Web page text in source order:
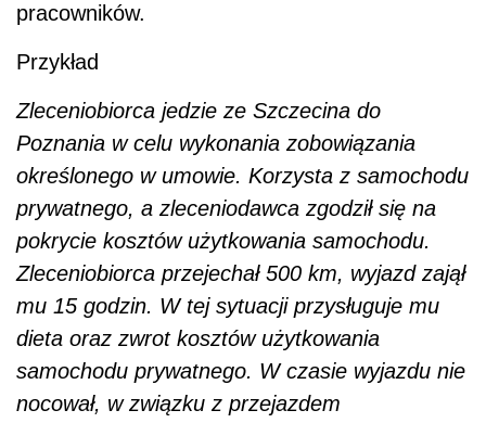
pracowników.
Przykład
Zleceniobiorca jedzie ze Szczecina do
Poznania w celu wykonania zobowiązania
określonego w umowie. Korzysta z samochodu
prywatnego, a zleceniodawca zgodził się na
pokrycie kosztów użytkowania samochodu.
Zleceniobiorca przejechał 500 km, wyjazd zajął
mu 15 godzin. W tej sytuacji przysługuje mu
dieta oraz zwrot kosztów użytkowania
samochodu prywatnego. W czasie wyjazdu nie
nocował, w związku z przejazdem